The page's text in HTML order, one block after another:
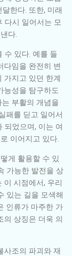
한다. 또한, 미래
다시 일어서는 모
다.
수 있다. 예를 들
다임을 완전히 변
가지고 있던 한계
능성을 탐구하도
부활의 개념을
패를 딛고 일어서
되었으며, 이는 여
이어지고 있다.
게 활용할 수 있
가능한 발전을 상
이 시점에서, 우리
있는 길을 모색해
인류가 마주한 가
의 상징은 더욱 의
사조의 파괴와 재